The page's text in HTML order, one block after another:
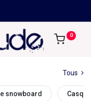
0
Tous
snowboard